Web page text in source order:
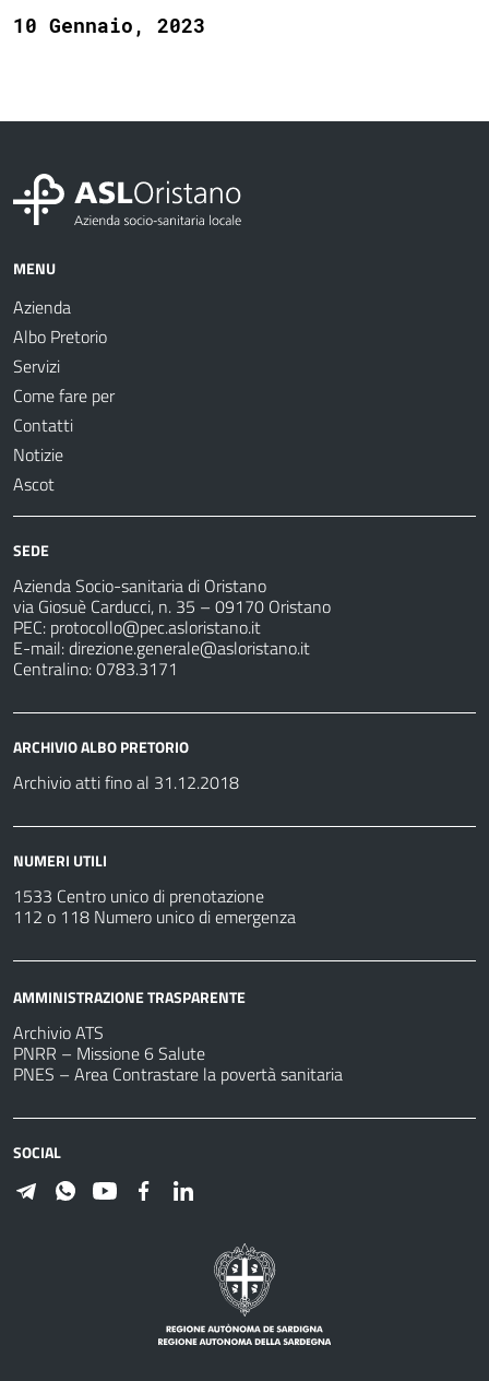
10 Gennaio, 2023
MENU
Azienda
Albo Pretorio
Servizi
Come fare per
Contatti
Notizie
Ascot
SEDE
Azienda Socio-sanitaria di Oristano
via Giosuè Carducci, n. 35 – 09170 Oristano
PEC: protocollo@pec.asloristano.it
E-mail:direzione.generale@asloristano.it
Centralino: 0783.3171
ARCHIVIO ALBO PRETORIO
Archivio atti fino al 31.12.2018
NUMERI UTILI
1533 Centro unico di prenotazione
112 o 118 Numero unico di emergenza
AMMINISTRAZIONE TRASPARENTE
Archivio ATS
PNRR – Missione 6 Salute
PNES – Area Contrastare la povertà sanitaria
SOCIAL